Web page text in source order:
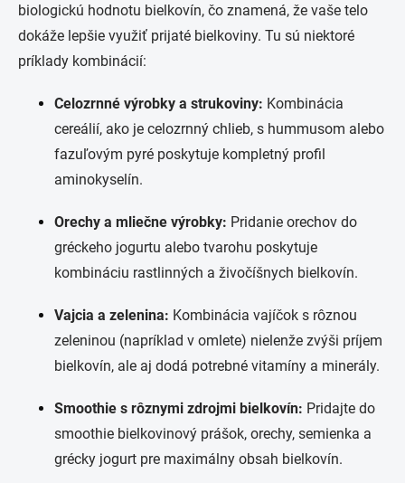
biologickú hodnotu bielkovín, čo znamená, že vaše telo
dokáže lepšie využiť prijaté bielkoviny. Tu sú niektoré
príklady kombinácií:
Celozrnné výrobky a strukoviny: Kombinácia
cereálií, ako je celozrnný chlieb, s hummusom alebo
fazuľovým pyré poskytuje kompletný profil
aminokyselín.
Orechy a mliečne výrobky: Pridanie orechov do
gréckeho jogurtu alebo tvarohu poskytuje
kombináciu rastlinných a živočíšnych bielkovín.
Vajcia a zelenina: Kombinácia vajíčok s rôznou
zeleninou (napríklad v omlete) nielenže zvýši príjem
bielkovín, ale aj dodá potrebné vitamíny a minerály.
Smoothie s rôznymi zdrojmi bielkovín: Pridajte do
smoothie bielkovinový prášok, orechy, semienka a
grécky jogurt pre maximálny obsah bielkovín.